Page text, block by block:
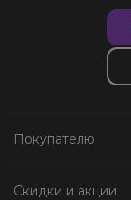
Покупателю
Скидки и акции